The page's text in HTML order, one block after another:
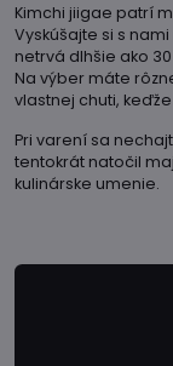
Kimchi jiigae patrí
Vyskúšajte si s
netrvá dlhšie ako
Na výber máte
vlastnej chuti,
Pri varení sa
tentokrát natočil
kulinárske umenie.